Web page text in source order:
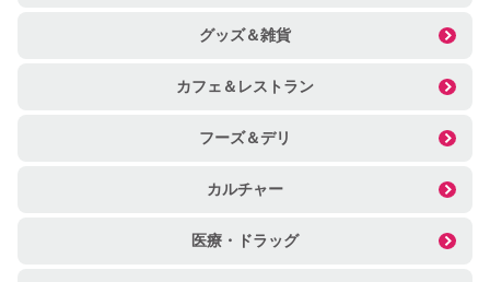
グッズ＆雑貨
カフェ＆レストラン
フーズ＆デリ
カルチャー
医療・ドラッグ